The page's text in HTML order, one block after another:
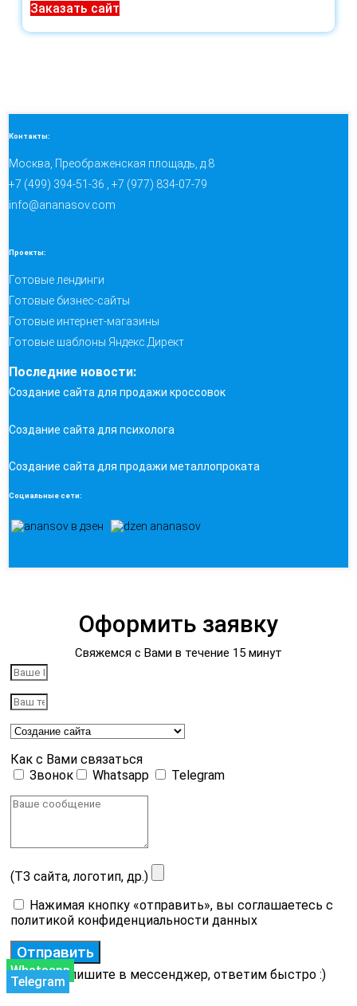
Заказать сайт
Контакты:
Москва, Преображенская площадь, д.8
+7 (499) 394-51-36 , +7 (977) 834-07-79
info@ananasov.com
Проекты:
Готовые лендинги
Готовые бизнес-сайты
Готовые интернет-магазины
Готовые шаблоны Яндекс.Директ
Последние новости:
Создание сайта для продажи кроссовок
Создание сайта для психолога
Создание сайта для продажи металлопроката
Социальные сети:
Оформить заявку
Свяжемся с Вами в течение 15 минут
Как с Вами связаться
Звонок
Whatsapp Telegram
(ТЗ сайта, логотип, др.)
Нажимая кнопку «отправить», вы соглашаетесь с
политикой конфиденциальности данных
Отправить
или напишите в мессенджер, ответим быстро :)
Whatsapp
Telegram